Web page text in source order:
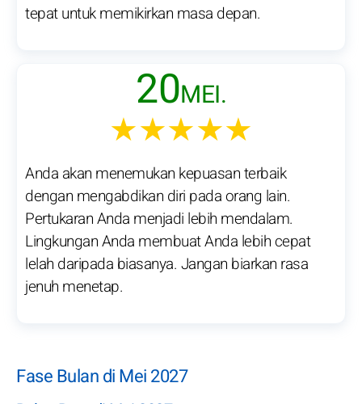
tepat untuk memikirkan masa depan.
20MEI.
★★★★★
Anda akan menemukan kepuasan terbaik
dengan mengabdikan diri pada orang lain.
Pertukaran Anda menjadi lebih mendalam.
Lingkungan Anda membuat Anda lebih cepat
lelah daripada biasanya. Jangan biarkan rasa
jenuh menetap.
Fase Bulan di Mei 2027